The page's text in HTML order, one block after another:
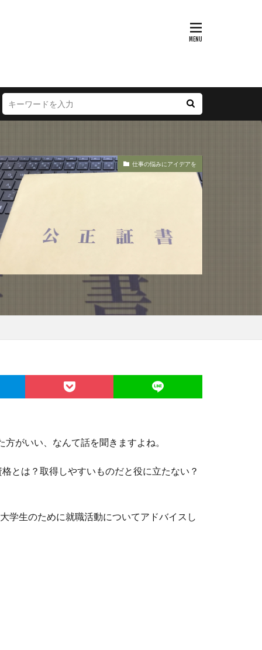
仕事の悩みにアイデアを
がいい、なんて話を聞きますよね。
とは？取得しやすいものだと役に立たない？
学生のために就職活動についてアドバイスし